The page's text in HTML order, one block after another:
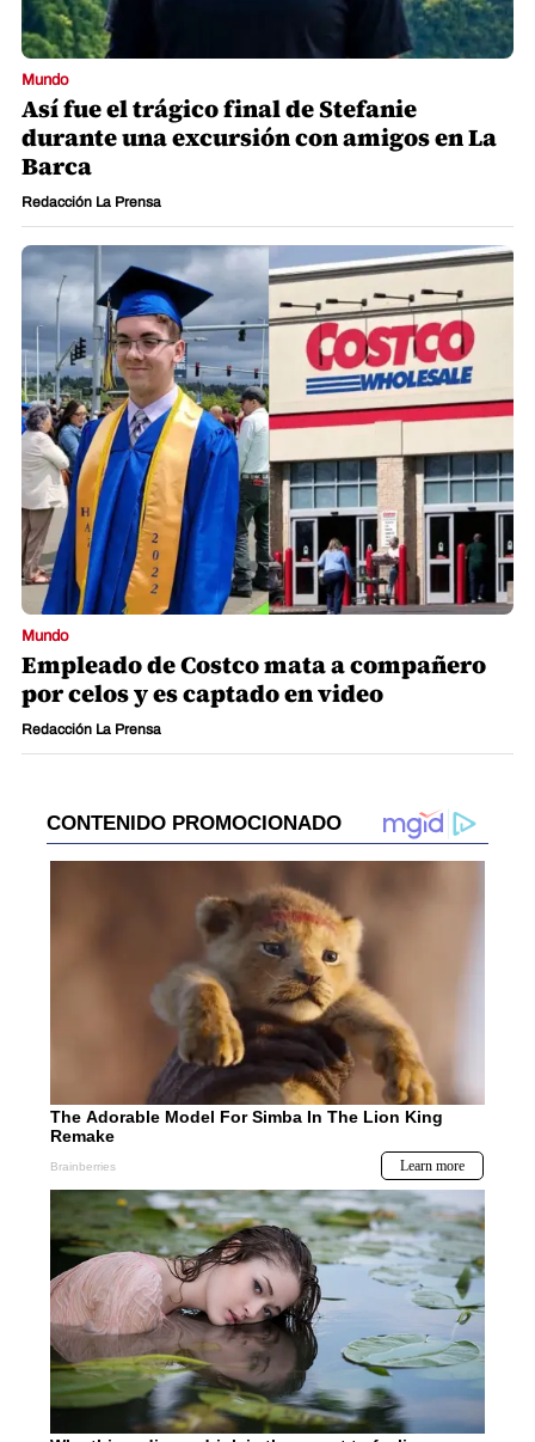
Mundo
Así fue el trágico final de Stefanie
durante una excursión con amigos en La
Barca
Redacción La Prensa
Mundo
Empleado de Costco mata a compañero
por celos y es captado en video
Redacción La Prensa